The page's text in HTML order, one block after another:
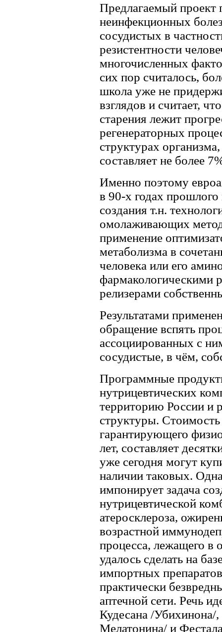
Предлагаемый проект
неинфекционных
сосудистых в
резистентности
многочисленных
сих пор считалось,
школа уже не
взглядов и считает,
старения лежит
регенераторных
структурах
составляет не более
Именно поэтому
в 90-х годах
создания т.н.
омолаживающих
применение
метаболизма в
человека или его
фармакологическими
релизерами
Результатами
обращение вспять
ассоциированных с
сосудистые, в чём,
Программные
нутрицевтических
территорию России и
структуры.
гарантирующего
лет, составляет
уже сегодня могут
наличии таковых.
импонирует задача
нутрицевтической
атеросклероза,
возрастной
процесса, лежащего в
удалось сделать на
импортных
практически
аптечной сети. Речь
Кудесана /
Мелатонина/ и